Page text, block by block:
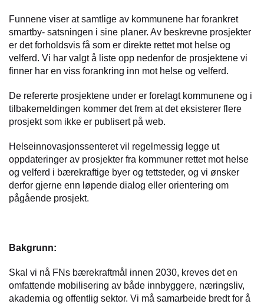
Funnene viser at samtlige av kommunene har forankret
smartby- satsningen i sine planer. Av beskrevne prosjekter
er det forholdsvis få som er direkte rettet mot helse og
velferd. Vi har valgt å liste opp nedenfor de prosjektene vi
finner har en viss forankring inn mot helse og velferd.
De refererte prosjektene under er forelagt kommunene og i
tilbakemeldingen kommer det frem at det eksisterer flere
prosjekt som ikke er publisert på web.
Helseinnovasjonssenteret vil regelmessig legge ut
oppdateringer av prosjekter fra kommuner rettet mot helse
og velferd i bærekraftige byer og tettsteder, og vi ønsker
derfor gjerne enn løpende dialog eller orientering om
pågående prosjekt.
Bakgrunn:
Skal vi nå FNs bærekraftmål innen 2030, kreves det en
omfattende mobilisering av både innbyggere, næringsliv,
akademia og offentlig sektor. Vi må samarbeide bredt for å